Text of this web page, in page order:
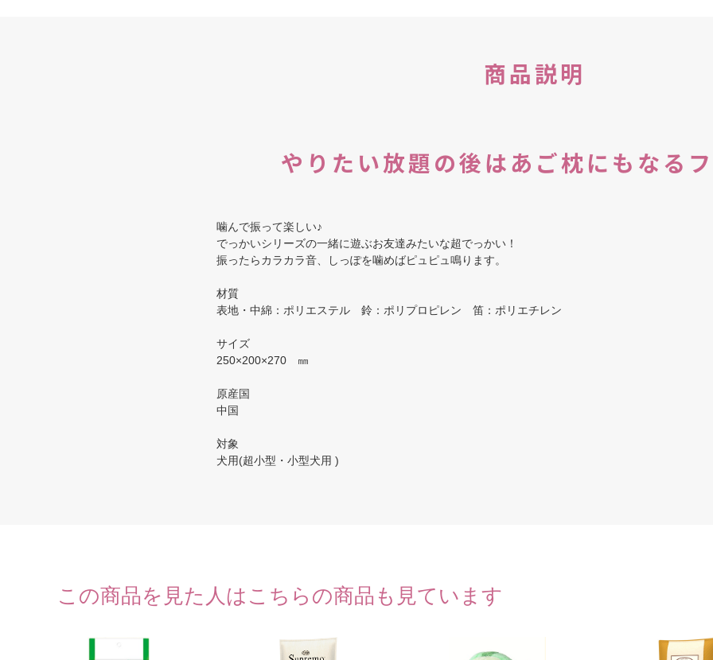
商品説明
やりたい放題の後はあご枕にもなる
噛んで振って楽しい♪
でっかいシリーズの一緒に遊ぶお友達みたいな超でっかい！
振ったらカラカラ音、しっぽを噛めばピュピュ鳴ります。
材質
表地・中綿：ポリエステル 鈴：ポリプロピレン 笛：ポリエチレン
サイズ
250×200×270 ㎜
原産国
中国
対象
犬用(超小型・小型犬用 )
この商品を見た人はこちらの商品も見ています